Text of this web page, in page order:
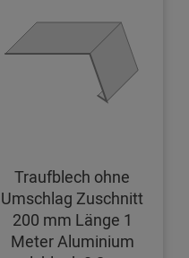
Traufblech ohne
Umschlag Zuschnitt
200 mm Länge 1
Meter Aluminium